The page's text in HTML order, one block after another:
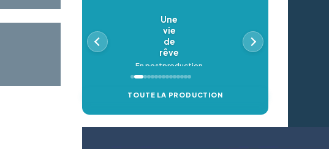
Une
vie
de
rêve
En postproduction
TOUTE LA PRODUCTION